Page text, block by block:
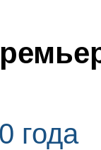
года